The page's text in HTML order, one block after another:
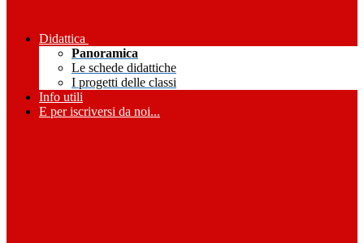
Didattica
Panoramica
Le schede didattiche
I progetti delle classi
Info utili
E per iscriversi da noi...